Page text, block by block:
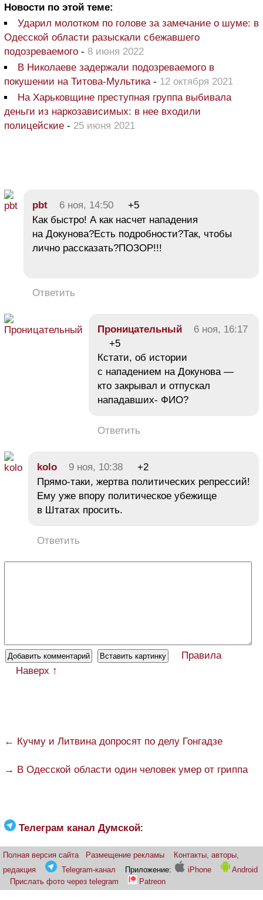
Новости по этой теме:
Ударил молотком по голове за замечание о шуме: в
Одесской области разыскали сбежавшего
подозреваемого - 8 июня 2022
В Николаеве задержали подозреваемого в
покушении на Титова-Мультика - 12 октября 2021
На Харьковщине преступная группа выбивала
деньги из наркозависимых: в нее входили
полицейские - 25 июня 2021
pbt 6 ноя, 14:50
+5
Как быстро! А как насчет нападения
на Докунова?Есть подробности?Так, чтобы
лично рассказать?ПОЗОР!!!
Ответить
Проницательный
6 ноя, 16:17
+5
Кстати, об истории
с нападением на Докунова —
кто закрывал и отпускал
нападавших- ФИО?
Ответить
kolo 9 ноя, 10:38
+2
Прямо-таки, жертва политических репрессий!
Ему уже впору политическое убежище
в Штатах просить.
Ответить
Правила
Наверх ↑
← Кучму и Литвина допросят по делу Гонгадзе
→ В Одесской области один человек умер от гриппа
Телеграм канал Думской:
Полная версия сайта Размещение рекламы
Контакты, авторы,
редакция
Telegram-канал Приложение: iPhone
Android
Прислать фото через telegram
Patreon